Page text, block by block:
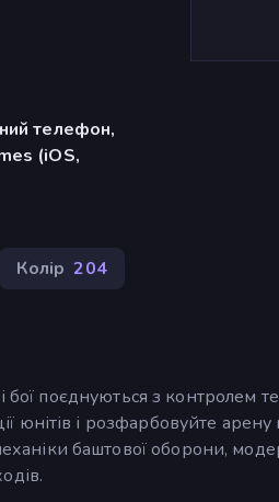
телефон,
(iOS,
Колір 204
бої поєднуються з контролем
юнітів і розфарбовуйте арену
баштової оборони,